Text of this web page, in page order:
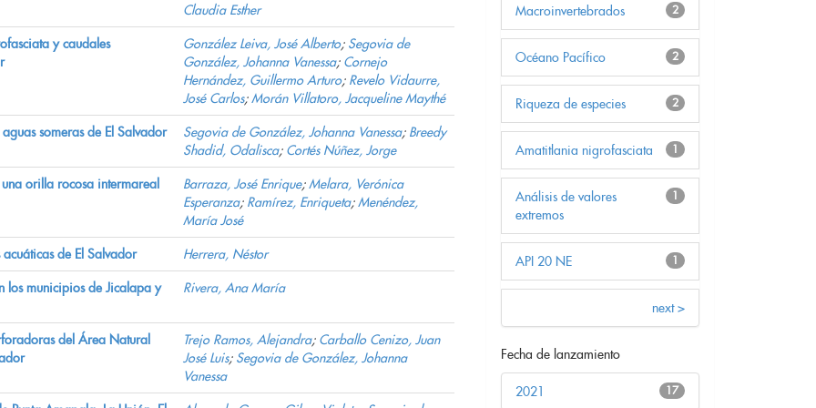
Claudia Esther
y caudales
González Leiva, José Alberto; Segovia de
González, Johanna Vanessa; Cornejo
Hernández, Guillermo Arturo; Revelo Vidaurre,
José Carlos;Morán Villatoro, Jacqueline Maythé
someras de El Salvador Segovia de González, Johanna Vanessa; Breedy
Shadid, Odalisca; Cortés Núñez, Jorge
orilla rocosa intermareal Barraza, José Enrique;Melara, Verónica
Esperanza; Ramírez, Enriqueta;Menéndez,
María José
de El Salvador Herrera, Néstor
los municipios de Jicalapa y Rivera, Ana María
del Área Natural
Trejo Ramos, Alejandra; Carballo Cenizo, Juan
José Luis; Segovia de González, Johanna
Vanessa
2
Macroinvertebrados
2
Océano Pacífico
2
Riqueza de especies
1
Amatitlania nigrofasciata
1
Análisis de valores
extremos
1
API 20 NE
next >
Fecha de lanzamiento
17
2021